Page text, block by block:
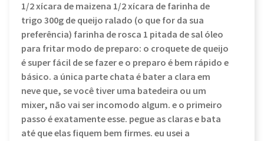
1/2 xícara de maizena 1/2 xícara de farinha de
trigo 300g de queijo ralado (o que for da sua
preferência) farinha de rosca 1 pitada de sal óleo
para fritar modo de preparo: o croquete de queijo
é super fácil de se fazer e o preparo é bem rápido e
básico. a única parte chata é bater a clara em
neve que, se você tiver uma batedeira ou um
mixer, não vai ser incomodo algum. e o primeiro
passo é exatamente esse. pegue as claras e bata
até que elas fiquem bem firmes. eu usei a